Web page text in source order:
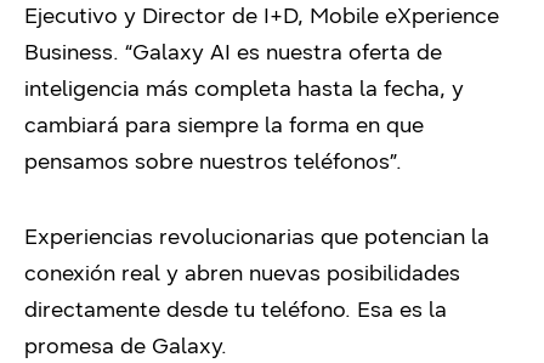
Ejecutivo y Director de I+D, Mobile eXperience
Business. “Galaxy AI es nuestra oferta de
inteligencia más completa hasta la fecha, y
cambiará para siempre la forma en que
pensamos sobre nuestros teléfonos”.
Experiencias revolucionarias que potencian la
conexión real y abren nuevas posibilidades
directamente desde tu teléfono. Esa es la
promesa de Galaxy.